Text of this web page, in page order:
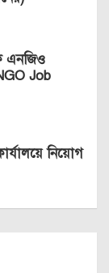
এনজিও
Job
নিয়োগ